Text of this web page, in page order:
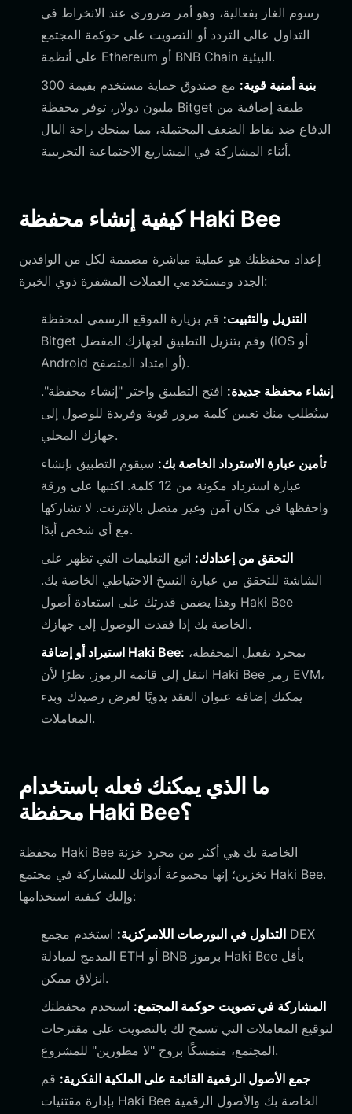
رسوم الغاز بفعالية، وهو أمر ضروري عند الانخراط في
التداول عالي التردد أو التصويت على حوكمة المجتمع
على أنظمة Ethereum أو BNB Chain البيئية.
بنية أمنية قوية:
مع صندوق حماية مستخدم بقيمة 300
مليون دولار، توفر محفظة Bitget طبقة إضافية من
الدفاع ضد نقاط الضعف المحتملة، مما يمنحك راحة البال
أثناء المشاركة في المشاريع الاجتماعية التجريبية.
كيفية إنشاء محفظة Haki Bee
إعداد محفظتك هو عملية مباشرة مصممة لكل من الوافدين
الجدد ومستخدمي العملات المشفرة ذوي الخبرة:
التنزيل والتثبيت: قم بزيارة الموقع الرسمي لمحفظة
Bitget وقم بتنزيل التطبيق لجهازك المفضل (iOS أو
Android أو امتداد المتصفح).
إنشاء محفظة جديدة: افتح التطبيق واختر "إنشاء محفظة".
سيُطلب منك تعيين كلمة مرور قوية وفريدة للوصول إلى
جهازك المحلي.
تأمين عبارة الاسترداد الخاصة بك: سيقوم التطبيق بإنشاء
عبارة استرداد مكونة من 12 كلمة. اكتبها على ورقة
واحفظها في مكان آمن وغير متصل بالإنترنت. لا تشاركها
مع أي شخص أبدًا.
التحقق من إعدادك: اتبع التعليمات التي تظهر على
الشاشة للتحقق من عبارة النسخ الاحتياطي الخاصة بك.
وهذا يضمن قدرتك على استعادة أصول Haki Bee
الخاصة بك إذا فقدت الوصول إلى جهازك.
استيراد أو إضافة Haki Bee:
انتقل إلى قائمة الرموز. نظرًا لأن Haki Bee رمز EVM،
يمكنك إضافة عنوان العقد يدويًا لعرض رصيدك وبدء
المعاملات.
ما الذي يمكنك فعله باستخدام
محفظة Haki Bee؟
محفظة Haki Bee الخاصة بك هي أكثر من مجرد خزنة
تخزين؛ إنها مجموعة أدواتك للمشاركة في مجتمع Haki Bee.
وإليك كيفية استخدامها:
التداول في البورصات اللامركزية: استخدم مجمع DEX
المدمج لمبادلة ETH أو BNB برموز Haki Bee بأقل
انزلاق ممكن.
المشاركة في تصويت حوكمة المجتمع: استخدم محفظتك
لتوقيع المعاملات التي تسمح لك بالتصويت على مقترحات
المجتمع، متمسكًا بروح "لا مطورين" للمشروع.
جمع الأصول الرقمية القائمة على الملكية الفكرية: قم
بإدارة مقتنيات Haki Bee الخاصة بك والأصول الرقمية